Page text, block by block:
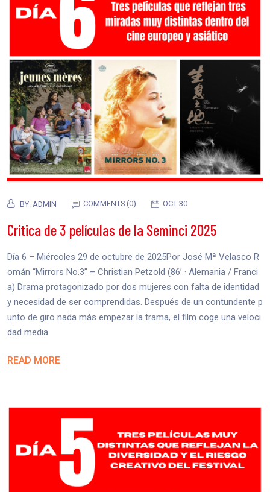
BY: ADMIN COMMENTS (0) OCT 30
Crítica de 3 películas de la Seminci 2025
Día 6 – Miércoles 29 de octubre de 2025Por José Mª Velasco R
omán “Mirrors No.3” – Christian Petzold (86’ · Alemania / Franci
a) Drama protagonizado por dos mujeres con falta de identidad
y necesidad de ser comprendidas. Después de un contundente p
unto de giro nada más empezar la trama, el film coge una veloci
dad media
READ MORE